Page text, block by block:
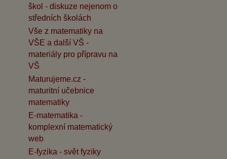
škol - diskuze nejenom o
středních školách
Vše z matematiky na
VŠE a další VŠ -
materiály pro přípravu na
VŠ
Maturujeme.cz -
maturitní učebnice
matematiky
E-matematika -
komplexní matematický
web
E-fyzika - svět fyziky